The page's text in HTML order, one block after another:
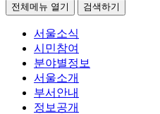
전체메뉴 열기 검색하기
서울소식
시민참여
분야별정보
서울소개
부서안내
정보공개